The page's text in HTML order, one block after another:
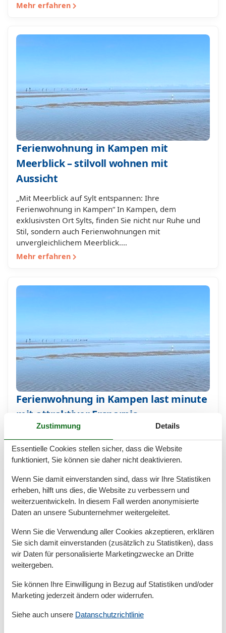
Mehr erfahren
Ferienwohnung in Kampen mit
Meerblick – stilvoll wohnen mit
Aussicht
„Mit Meerblick auf Sylt entspannen: Ihre
Ferienwohnung in Kampen“ In Kampen, dem
exklusivsten Ort Sylts, finden Sie nicht nur Ruhe und
Stil, sondern auch Ferienwohnungen mit
unvergleichlichem Meerblick.…
Mehr erfahren
Ferienwohnung in Kampen last minute
mit attraktiver Ersparnis
urlauben und dabei sparen“ Wer sich kurzfristig für
einen Sylt-Urlaub entscheidet, kann in Kampen ein
Norden…
Mehr erfahren
Zustimmung Details
Essentielle Cookies stellen sicher, dass die Website
funktioniert, Sie können sie daher nicht deaktivieren.
Wenn Sie damit einverstanden sind, dass wir Ihre Statistiken
erheben, hilft uns dies, die Website zu verbessern und
weiterzuentwickeln. In diesem Fall werden anonymisierte
Daten an unsere Subunternehmer weitergeleitet.
Wenn Sie die Verwendung aller Cookies akzeptieren, erklären
Sie sich damit einverstanden (zusätzlich zu Statistiken), dass
wir Daten für personalisierte Marketingzwecke an Dritte
weitergeben.
Sie können Ihre Einwilligung in Bezug auf Statistiken und/oder
Marketing jederzeit ändern oder widerrufen.
Siehe auch unsere Datanschutzrichtlinie